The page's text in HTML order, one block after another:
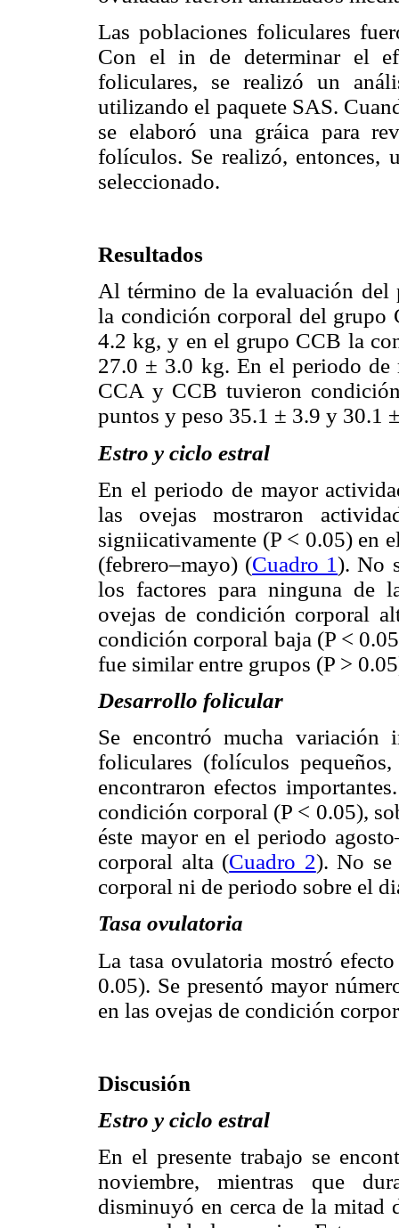
Las poblaciones foliculares
Con el in de determinar el
foliculares, se realizó un
utilizando el paquete SAS.
se elaboró una gráica para
folículos. Se realizó, entonces,
seleccionado.
Resultados
Al término de la evaluación del
la condición corporal del grupo
4.2 kg, y en el grupo CCB la
27.0 ± 3.0 kg. En el periodo de
CCA y CCB tuvieron
puntos y peso 35.1 ± 3.9 y 30.1
Estro y ciclo estral
En el periodo de mayor
las ovejas mostraron
signiicativamente (P < 0.05) en
(febrero–mayo) (Cuadro 1). No
los factores para ninguna de
ovejas de condición corporal
condición corporal baja (P <
fue similar entre grupos (P >
Desarrollo folicular
Se encontró mucha variación
foliculares (folículos
encontraron efectos
condición corporal (P < 0.05),
éste mayor en el periodo
corporal alta (Cuadro 2). No se
corporal ni de periodo sobre el
Tasa ovulatoria
La tasa ovulatoria mostró
0.05). Se presentó mayor
en las ovejas de condición
Discusión
Estro y ciclo estral
En el presente trabajo se
noviembre, mientras que
disminuyó en cerca de la mitad